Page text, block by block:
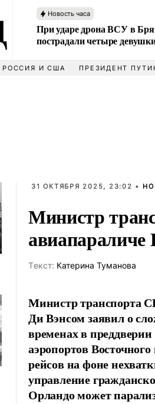
Новость часа
При ударе дрона ВСУ в
пострадали четыре
РОССИЯ И США ПРЕЗИДЕНТ
31 ОКТЯБРЯ 2025, 23:02 •
Министр
авиапараличе
Tекст: Катерина Туманова
Министр транспорта
Ди Вэнсом заявил о
временах в
аэропортов
рейсов на фоне
управление
Орландо может